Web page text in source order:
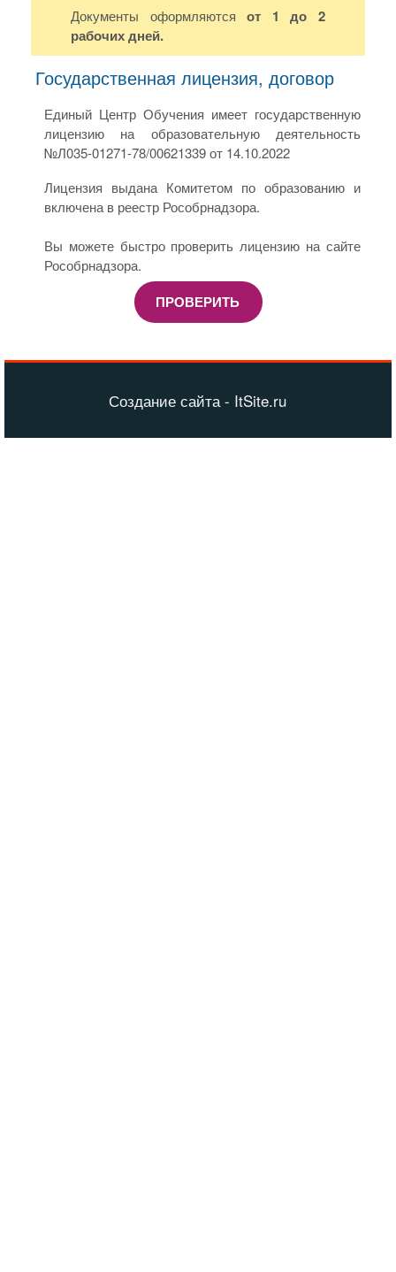
Документы оформляютсяот 1 до 2
рабочих дней.
Государственная лицензия, договор
Единый Центр Обучения имеет государственную
лицензию на образовательную деятельность
№Л035-01271-78/00621339 от 14.10.2022
Лицензия выдана Комитетом по образованию и
включена в реестр Рособрнадзора.
Вы можете быстро проверить лицензию на сайте
Рособрнадзора.
ПРОВЕРИТЬ
Создание сайта - ItSite.ru